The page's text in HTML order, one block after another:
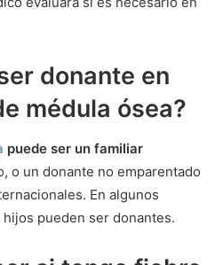
donante en
médula ósea?
puede ser un familiar
o un donante no emparentado
En algunos
pueden ser donantes.